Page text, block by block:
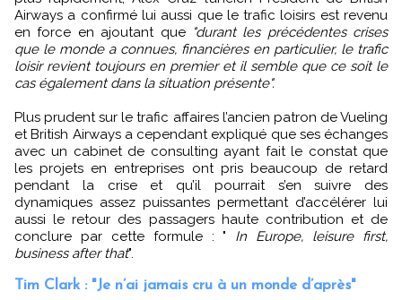
Airways a confirmé lui aussi que le trafic loisirs est revenu
en force en ajoutant que "durant les précédentes crises
que le monde a connues, financières en particulier, le trafic
loisir revient toujours en premier et il semble que ce soit le
cas également dans la situation présente".
Plus prudent sur le trafic affaires l’ancien patron de Vueling
et British Airways a cependant expliqué que ses échanges
avec un cabinet de consulting ayant fait le constat que
les projets en entreprises ont pris beaucoup de retard
pendant la crise et qu’il pourrait s’en suivre des
dynamiques assez puissantes permettant d’accélérer lui
aussi le retour des passagers haute contribution et de
conclure par cette formule : " In Europe, leisure first,
business after that".
Tim Clark : "Je n’ai jamais cru à un monde d’après"